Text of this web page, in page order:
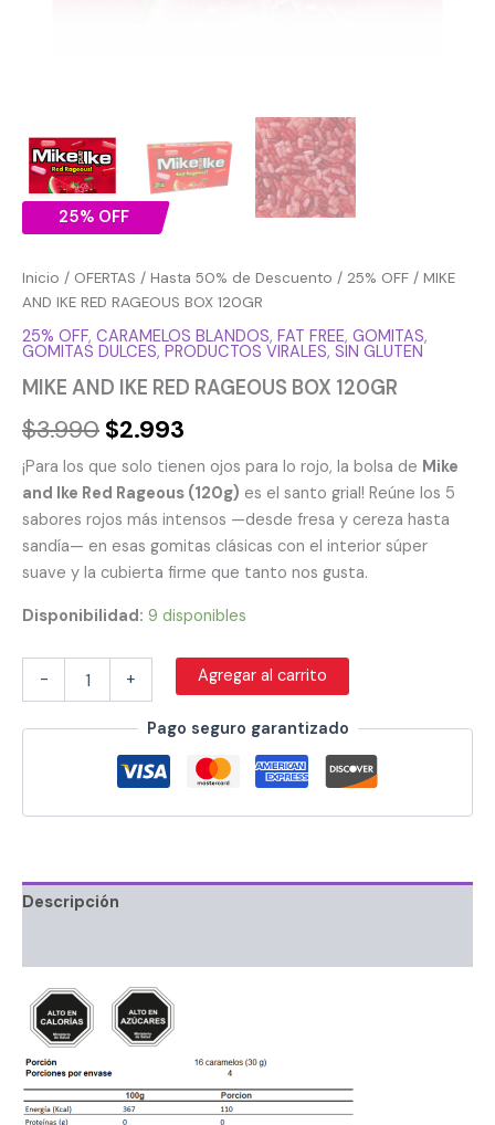
25% OFF
Inicio / OFERTAS / Hasta 50% de Descuento / 25% OFF / MIKE
AND IKE RED RAGEOUS BOX 120GR
25% OFF, CARAMELOS BLANDOS, FAT FREE, GOMITAS,
GOMITAS DULCES, PRODUCTOS VIRALES, SIN GLUTEN
MIKE AND IKE RED RAGEOUS BOX 120GR
$3.990 $2.993
¡Para los que solo tienen ojos para lo rojo, la bolsa de Mike
and Ike Red Rageous (120g) es el santo grial! Reúne los 5
sabores rojos más intensos —desde fresa y cereza hasta
sandía— en esas gomitas clásicas con el interior súper
suave y la cubierta firme que tanto nos gusta.
Disponibilidad: 9 disponibles
- + Agregar al carrito
Pago seguro garantizado
Descripción